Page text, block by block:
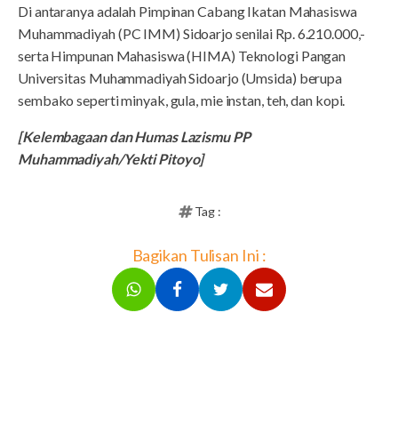
Di antaranya adalah Pimpinan Cabang Ikatan Mahasiswa
Muhammadiyah (PC IMM) Sidoarjo senilai Rp. 6.210.000,-
serta Himpunan Mahasiswa (HIMA) Teknologi Pangan
Universitas Muhammadiyah Sidoarjo (Umsida) berupa
sembako seperti minyak, gula, mie instan, teh, dan kopi.
[Kelembagaan dan Humas Lazismu PP
Muhammadiyah/Yekti Pitoyo]
Tag :
Bagikan Tulisan Ini :